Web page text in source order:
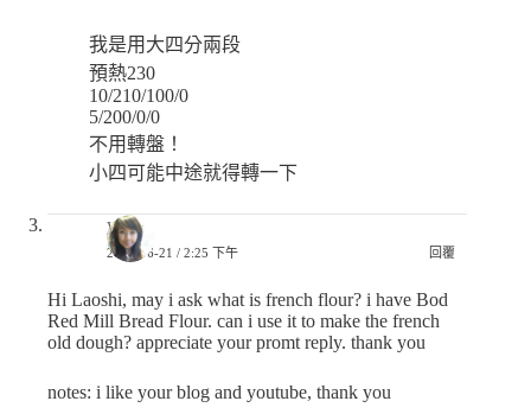
我是用大四分兩段
預熱230
10/210/100/0
5/200/0/0
不用轉盤！
小四可能中途就得轉一下
yan
2023-06-21 / 2:25 下午 回覆
Hi Laoshi, may i ask what is french flour? i have Bod
Red Mill Bread Flour. can i use it to make the french
old dough? appreciate your promt reply. thank you
notes: i like your blog and youtube, thank you